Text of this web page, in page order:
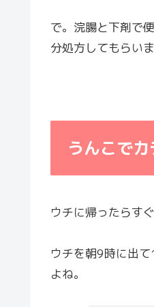
で。浣腸と下剤で
分処方してもらいま
うんこで
ウチに帰ったらす
ウチを朝9時に出
よね。